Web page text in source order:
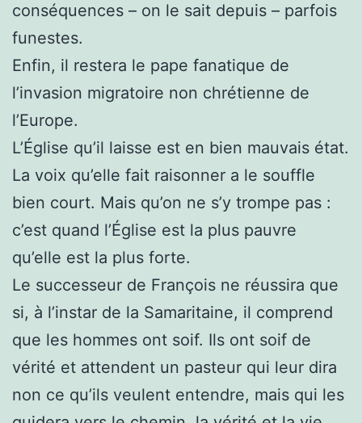
conséquences – on le sait depuis – parfois
funestes.
Enfin, il restera le pape fanatique de
l’invasion migratoire non chrétienne de
l’Europe.
L’Église qu’il laisse est en bien mauvais état.
La voix qu’elle fait raisonner a le souffle
bien court. Mais qu’on ne s’y trompe pas :
c’est quand l’Église est la plus pauvre
qu’elle est la plus forte.
Le successeur de François ne réussira que
si, à l’instar de la Samaritaine, il comprend
que les hommes ont soif. Ils ont soif de
vérité et attendent un pasteur qui leur dira
non ce qu’ils veulent entendre, mais qui les